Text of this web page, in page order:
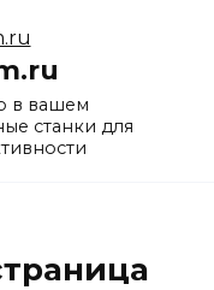
в вашем
станки для